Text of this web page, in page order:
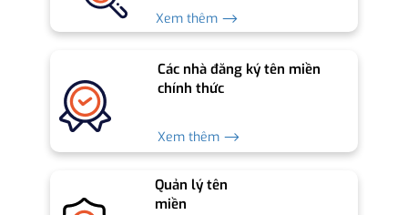
Xem thêm ⟶
Các nhà đăng ký tên miền
chính thức
Xem thêm ⟶
Quản lý tên
miền